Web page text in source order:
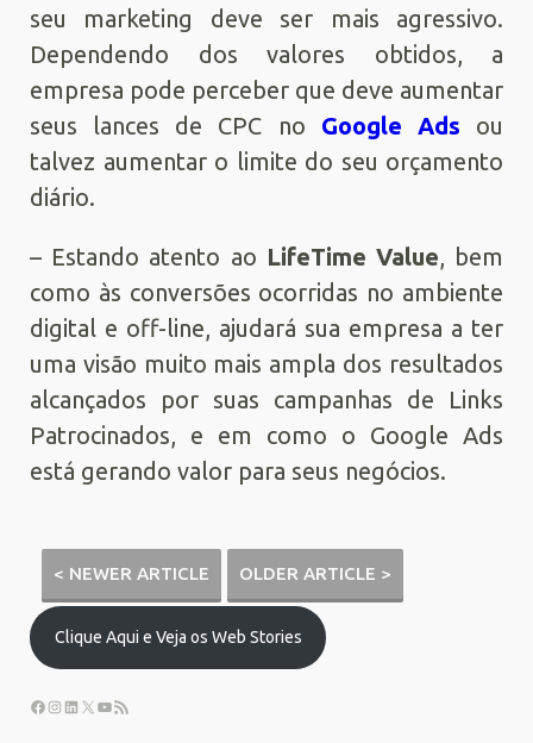
seu marketing deve ser mais agressivo.
Dependendo dos valores obtidos, a
empresa pode perceber que deve aumentar
seus lances de CPC no Google Ads ou
talvez aumentar o limite do seu orçamento
diário.
– Estando atento ao LifeTime Value, bem
como às conversões ocorridas no ambiente
digital e off-line, ajudará sua empresa a ter
uma visão muito mais ampla dos resultados
alcançados por suas campanhas de Links
Patrocinados, e em como o Google Ads
está gerando valor para seus negócios.
< NEWER ARTICLE OLDER ARTICLE >
Clique Aqui e Veja os Web Stories